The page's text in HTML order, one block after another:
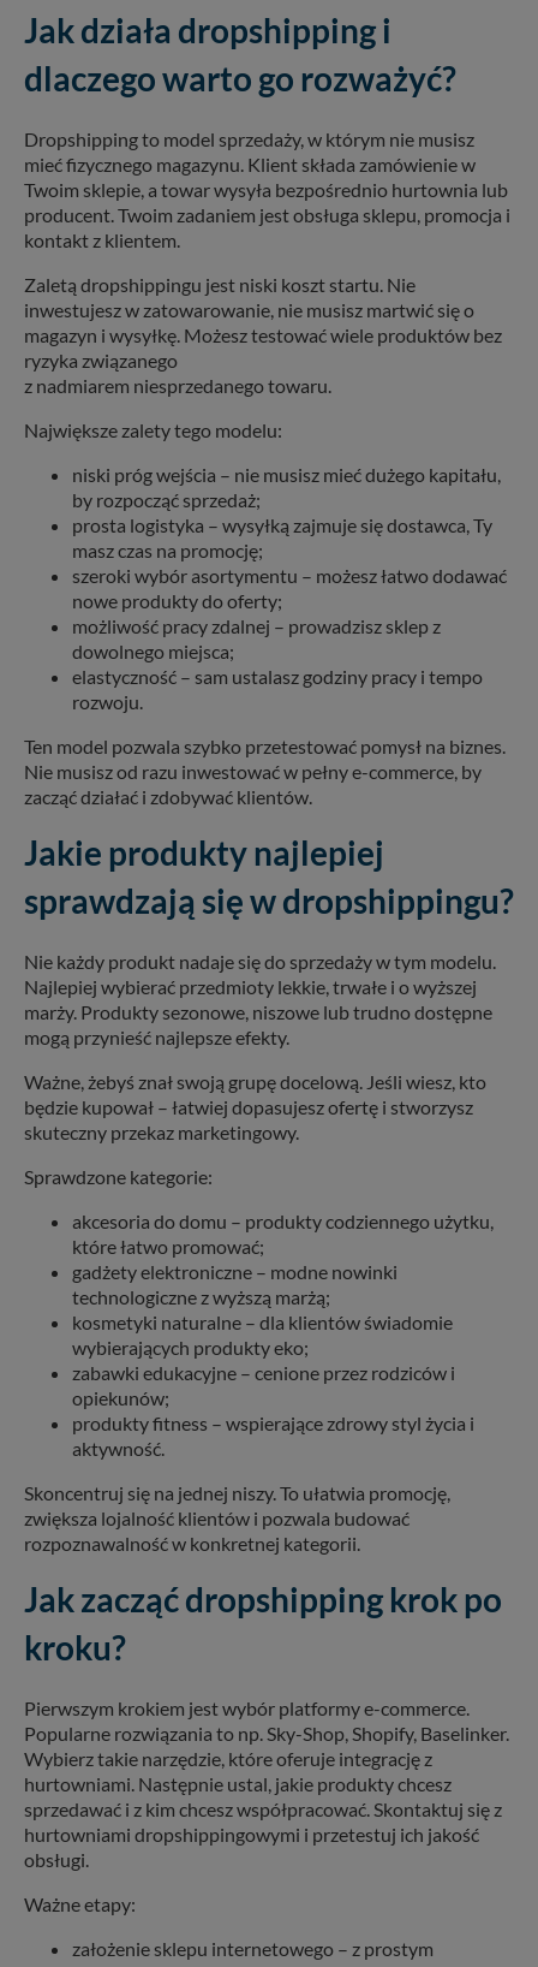
Jak działa dropshipping i
dlaczego warto go rozważyć?
Dropshipping to model sprzedaży, w którym nie musisz
mieć fizycznego magazynu. Klient składa zamówienie w
Twoim sklepie, a towar wysyła bezpośrednio hurtownia lub
producent. Twoim zadaniem jest obsługa sklepu, promocja i
kontakt z klientem.
Zaletą dropshippingu jest niski koszt startu. Nie
inwestujesz w zatowarowanie, nie musisz martwić się o
magazyn i wysyłkę. Możesz testować wiele produktów bez
ryzyka związanego
z nadmiarem niesprzedanego towaru.
Największe zalety tego modelu:
niski próg wejścia – nie musisz mieć dużego kapitału,
by rozpocząć sprzedaż;
prosta logistyka – wysyłką zajmuje się dostawca, Ty
masz czas na promocję;
szeroki wybór asortymentu – możesz łatwo dodawać
nowe produkty do oferty;
możliwość pracy zdalnej – prowadzisz sklep z
dowolnego miejsca;
elastyczność – sam ustalasz godziny pracy i tempo
rozwoju.
Ten model pozwala szybko przetestować pomysł na biznes.
Nie musisz od razu inwestować w pełny e-commerce, by
zacząć działać i zdobywać klientów.
Jakie produkty najlepiej
sprawdzają się w dropshippingu?
Nie każdy produkt nadaje się do sprzedaży w tym modelu.
Najlepiej wybierać przedmioty lekkie, trwałe i o wyższej
marży. Produkty sezonowe, niszowe lub trudno dostępne
mogą przynieść najlepsze efekty.
Ważne, żebyś znał swoją grupę docelową. Jeśli wiesz, kto
będzie kupował – łatwiej dopasujesz ofertę i stworzysz
skuteczny przekaz marketingowy.
Sprawdzone kategorie:
akcesoria do domu – produkty codziennego użytku,
które łatwo promować;
gadżety elektroniczne – modne nowinki
technologiczne z wyższą marżą;
kosmetyki naturalne – dla klientów świadomie
wybierających produkty eko;
zabawki edukacyjne – cenione przez rodziców i
opiekunów;
produkty fitness – wspierające zdrowy styl życia i
aktywność.
Skoncentruj się na jednej niszy. To ułatwia promocję,
zwiększa lojalność klientów i pozwala budować
rozpoznawalność w konkretnej kategorii.
Jak zacząć dropshipping krok po
kroku?
Pierwszym krokiem jest wybór platformy e-commerce.
Popularne rozwiązania to np. Sky-Shop, Shopify, Baselinker.
Wybierz takie narzędzie, które oferuje integrację z
hurtowniami. Następnie ustal, jakie produkty chcesz
sprzedawać i z kim chcesz współpracować. Skontaktuj się z
hurtowniami dropshippingowymi i przetestuj ich jakość
obsługi.
Ważne etapy:
założenie sklepu internetowego – z prostym